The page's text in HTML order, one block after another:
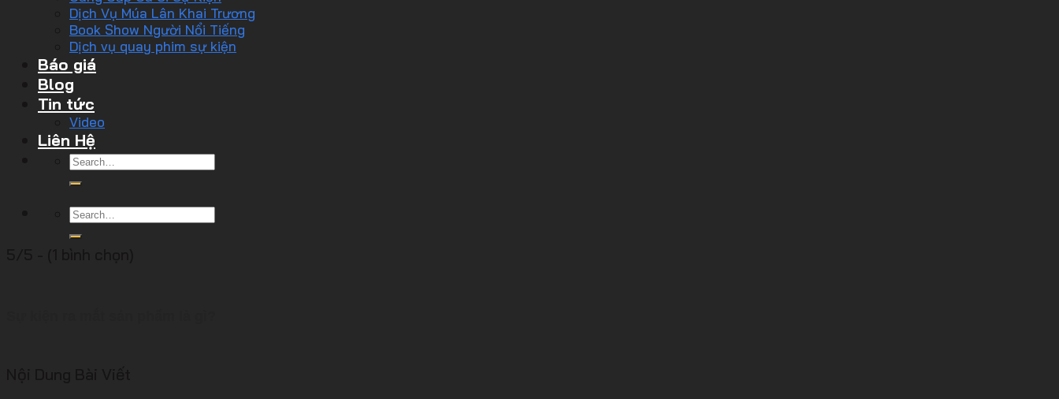
Dịch Vụ Múa Lân Khai Trương
Book Show Người Nổi Tiếng
Dịch vụ quay phim sự kiện
Báo giá
Blog
Tin tức
Video
Liên Hệ